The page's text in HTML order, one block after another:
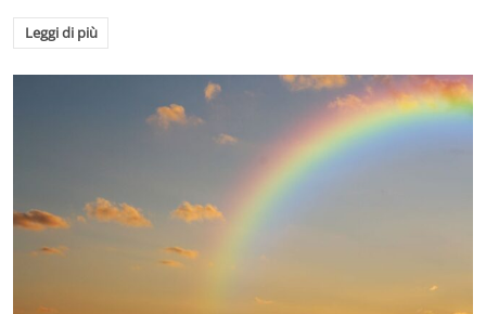
Leggi di più